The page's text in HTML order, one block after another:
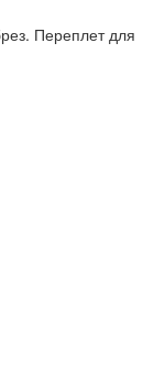
Переплет для